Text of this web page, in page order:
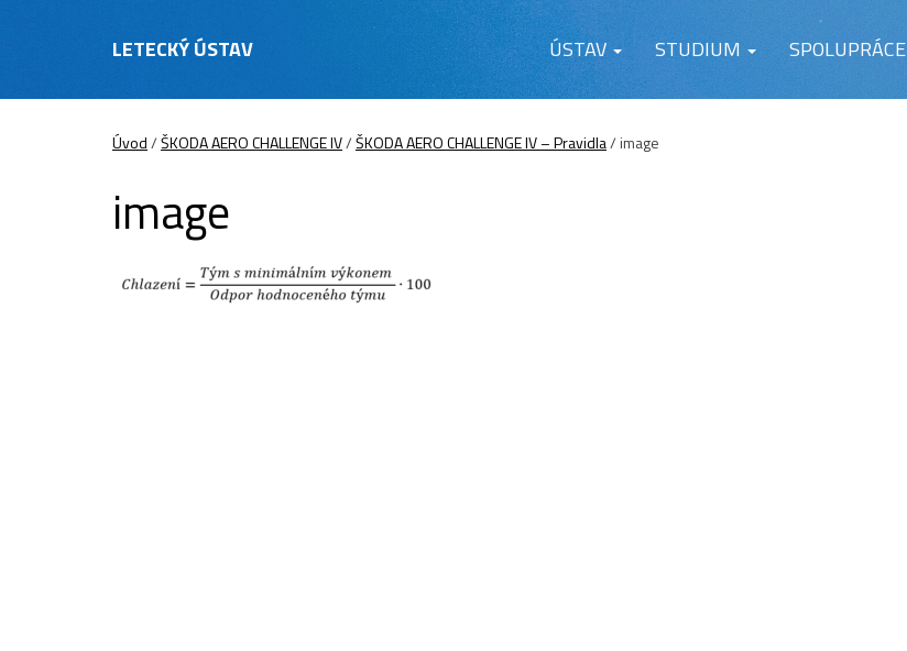
LETECKÝ ÚSTAV ÚSTAV STUDIUM SPOLUPRÁCE
Úvod/ŠKODA AERO CHALLENGE IV/ŠKODA AERO CHALLENGE IV – Pravidla/image
image